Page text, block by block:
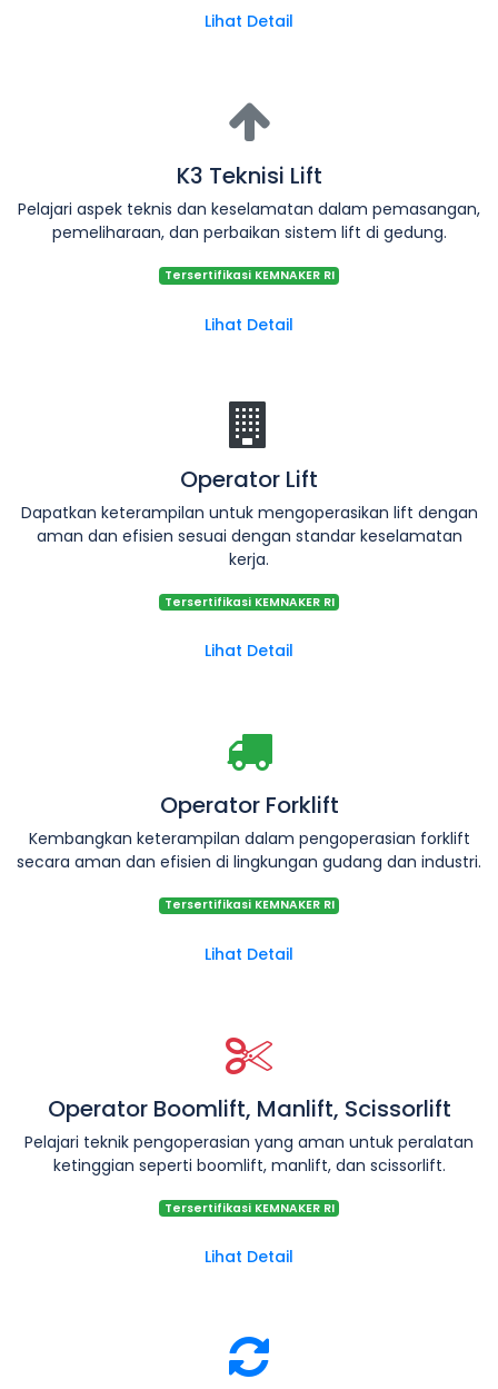
Lihat Detail
K3 Teknisi Lift
Pelajari aspek teknis dan keselamatan dalam pemasangan,
pemeliharaan, dan perbaikan sistem lift di gedung.
Tersertifikasi KEMNAKER RI
Lihat Detail
Operator Lift
Dapatkan keterampilan untuk mengoperasikan lift dengan
aman dan efisien sesuai dengan standar keselamatan
kerja.
Tersertifikasi KEMNAKER RI
Lihat Detail
Operator Forklift
Kembangkan keterampilan dalam pengoperasian forklift
secara aman dan efisien di lingkungan gudang dan industri.
Tersertifikasi KEMNAKER RI
Lihat Detail
Operator Boomlift, Manlift, Scissorlift
Pelajari teknik pengoperasian yang aman untuk peralatan
ketinggian seperti boomlift, manlift, dan scissorlift.
Tersertifikasi KEMNAKER RI
Lihat Detail